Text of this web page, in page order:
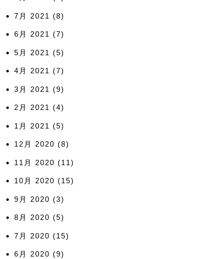
7月 2021 (8)
6月 2021 (7)
5月 2021 (5)
4月 2021 (7)
3月 2021 (9)
2月 2021 (4)
1月 2021 (5)
12月 2020 (8)
11月 2020 (11)
10月 2020 (15)
9月 2020 (3)
8月 2020 (5)
7月 2020 (15)
6月 2020 (9)